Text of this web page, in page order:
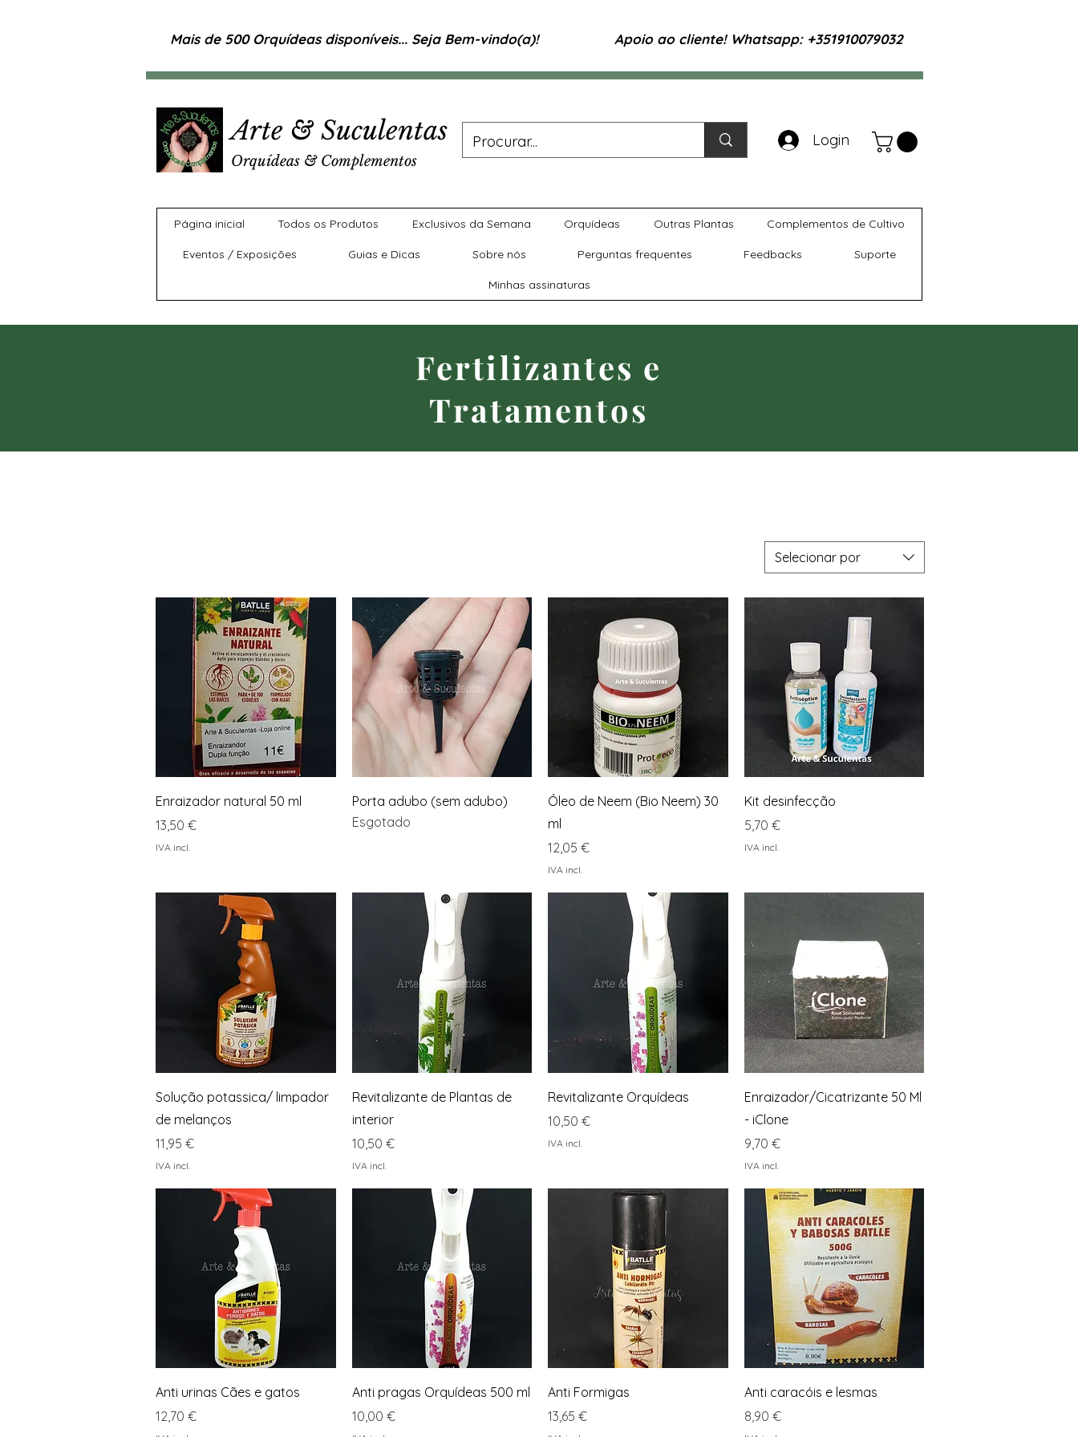
Mais de 500 Orquídeas disponíveis... Seja Bem-vindo(a)! Apoio ao cliente! Whatsapp: +351910079032
Arte & Suculentas
Orquídeas & Complementos
Login
Página inicial Todos os Produtos Exclusivos da Semana Orquídeas Outras Plantas Complementos de Cultivo
Eventos / Exposições Guias e Dicas Sobre nós Perguntas frequentes Feedbacks Suporte
Minhas assinaturas
Fertilizantes e
Tratamentos
Selecionar por
Visualização rápida
Enraizador natural 50 ml
Preço
13,50 €
IVA incl.
Visualização rápida
Porta adubo (sem adubo)
Esgotado
Visualização rápida
Óleo de Neem (Bio Neem) 30
ml
Preço
12,05 €
IVA incl.
Visualização rápida
Kit desinfecção
Preço
5,70 €
IVA incl.
Visualização rápida
Solução potassica/ limpador
de melanços
Preço
11,95 €
IVA incl.
Visualização rápida
Revitalizante de Plantas de
interior
Preço
10,50 €
IVA incl.
Visualização rápida
Revitalizante Orquídeas
Preço
10,50 €
IVA incl.
Visualização rápida
Enraizador/Cicatrizante 50 Ml
- iClone
Preço
9,70 €
IVA incl.
Visualização rápida
Anti urinas Cães e gatos
Preço
12,70 €
Visualização rápida
Anti pragas Orquídeas 500 ml
Preço
10,00 €
Visualização rápida
Anti Formigas
Preço
13,65 €
Visualização rápida
Anti caracóis e lesmas
Preço
8,90 €